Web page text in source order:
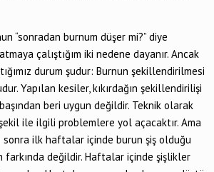
“sonradan burnum düşer mi?” diye
çalıştığım iki nedene dayanır. Ancak
durum şudur: Burnun şekillendirilmesi
Yapılan kesiler, kıkırdağın şekillendirilişi
beri uygun değildir. Teknik olarak
ile ilgili problemlere yol açacaktır. Ama
ilk haftalar içinde burun şiş olduğu
farkında değildir. Haftalar içinde şişlikler